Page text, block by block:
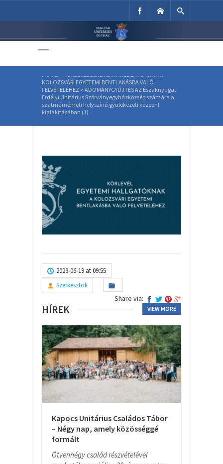
Unitárius Egyház
Északnyugat-Erdélyi Unitárius
Szórványegyházközség számára
a szatmárnémeti helyszínű
gyülekezeti központ
HOME > KÖRLEVÉL EGYETEMI HALLGATÓKNAK A
KOLOZSVÁRI EGYETEMI BENTLAKÁSBA VALÓ
FELVÉTELÉHEZ > ADOMÁNYGYŰJTÉS AZ Északnyugat-
Erdélyi Unitárius Szórványegyházközség számára a
szatmárnémeti helyszínű gyülekezeti központ
kialakításában (1)
2023-06-19 at 09:55
Szerkesztok
Share via:
HÍREK VIEW MORE
Kapocs Unitárius Családos Tábor
– Négy nap, amely közösséggé
formált
Ötvennégy család részvételével